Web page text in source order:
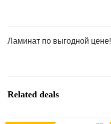
Ламинат по выгодной цене!
Related deals